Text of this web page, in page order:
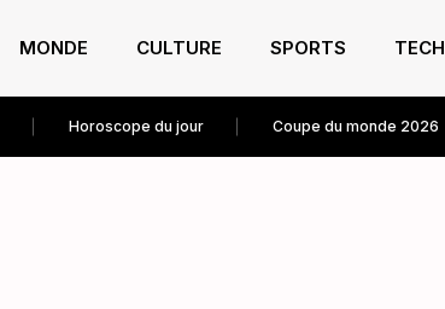
MONDE CULTURE SPORTS TECH
Horoscope du jour Coupe du monde 2026